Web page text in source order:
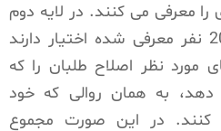
معرفی می کنند. در لایه دوم
بهمین صورت هر یک از 20 نفر معرفی شده اختیار دارند
های مورد نظر اصلاح طلبان را که
به همان روالی که خود
کنند. در این صورت مجموع